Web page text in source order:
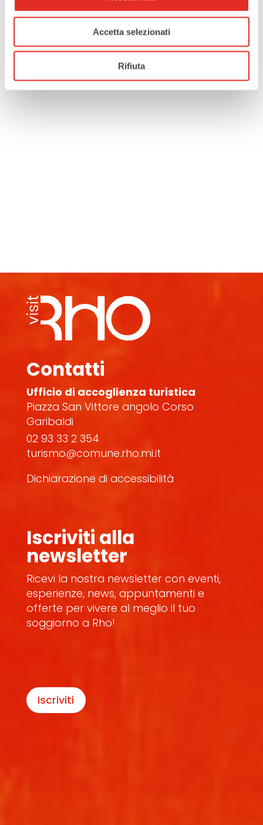
Accetta selezionati
Rifiuta
Contatti
Ufficio di accoglienza turistica
Piazza San Vittore angolo Corso
Garibaldi
02 93 33 2 354
turismo@comune.rho.mi.it
Dichiarazione di accessibilità
Iscriviti alla
newsletter
Ricevi la nostra newsletter con eventi,
esperienze, news, appuntamenti e
offerte per vivere al meglio il tuo
soggiorno a Rho!
Iscriviti